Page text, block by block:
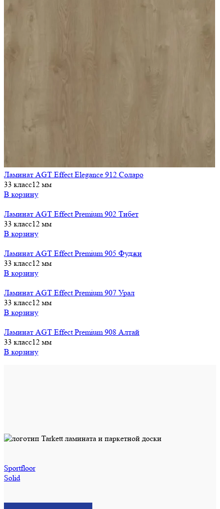
Ламинат AGT Effect Elegance 912 Соларо
33 класс12 мм
В корзину
Ламинат AGT Effect Premium 902 Тибет
33 класс12 мм
В корзину
Ламинат AGT Effect Premium 905 Фуджи
33 класс12 мм
В корзину
Ламинат AGT Effect Premium 907 Урал
33 класс12 мм
В корзину
Ламинат AGT Effect Premium 908 Алтай
33 класс12 мм
В корзину
Sportfloor
Solid